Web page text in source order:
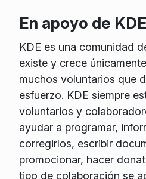
En apoyo de KDE
KDE es una comunidad
existe y crece
muchos voluntarios que
esfuerzo. KDE siempre
voluntarios y
ayudar a programar,
corregirlos, escribir
promocionar, hacer
tipo de colaboración se